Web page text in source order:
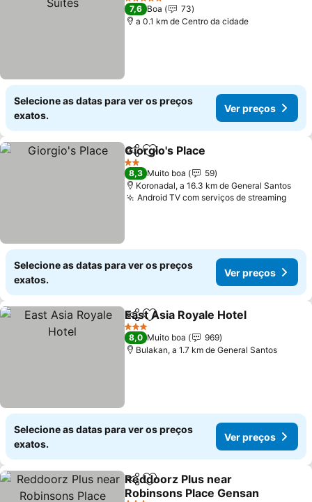
5 Estrelas
7,6 Boa
73
a 0.1 km de Centro da cidade
Selecione as datas para ver os preços
exatos.
Ver preços
PartilharAdicionar aos favoritos
Giorgio's Place
2 Estrelas
8,3 Muito boa
59
Koronadal, a 16.3 km de General Santos
Android TV com serviços de streaming
Selecione as datas para ver os preços
exatos.
Ver preços
PartilharAdicionar aos favoritos
East Asia Royale Hotel
3 Estrelas
8,0 Muito boa
969
Bulakan, a 1.7 km de General Santos
Selecione as datas para ver os preços
exatos.
Ver preços
PartilharAdicionar aos favoritos
Reddoorz Plus near
Robinsons Place Gensan